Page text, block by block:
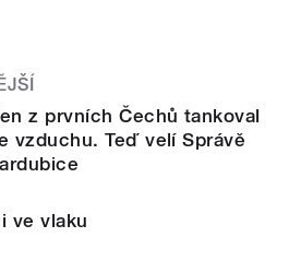
z prvních Čechů tankoval
vzduchu. Teď velí Správě
ve vlaku